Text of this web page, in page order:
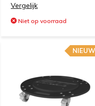
Vergelijk
Niet op voorraad
NIEUW